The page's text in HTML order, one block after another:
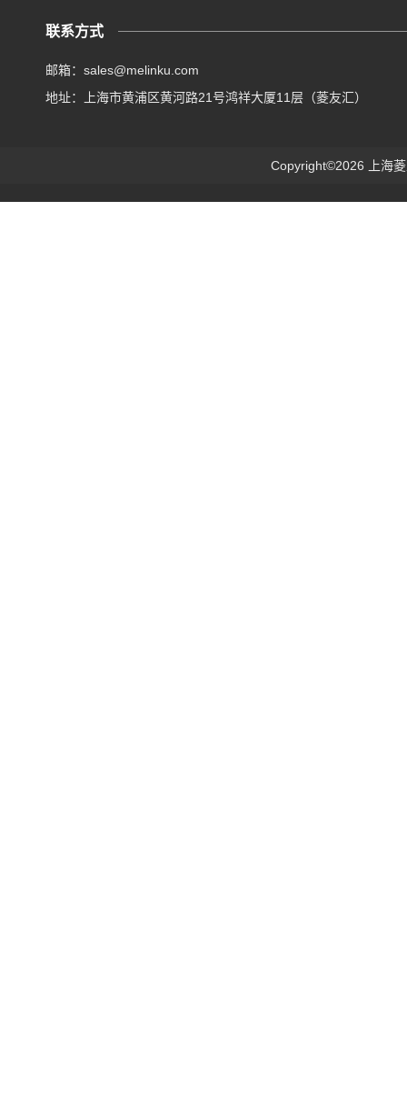
联系方式
邮箱：sales@melinku.com
地址：上海市黄浦区黄河路21号鸿祥大厦11层（菱友汇）
Copyright©2026 上海